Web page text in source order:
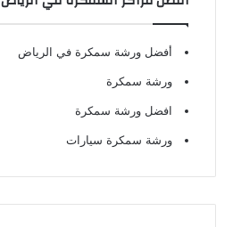
أفضل ورشة سمكرة في الرياض
ورشة سمكرة
افضل ورشة سمكرة
ورشة سمكرة سيارات